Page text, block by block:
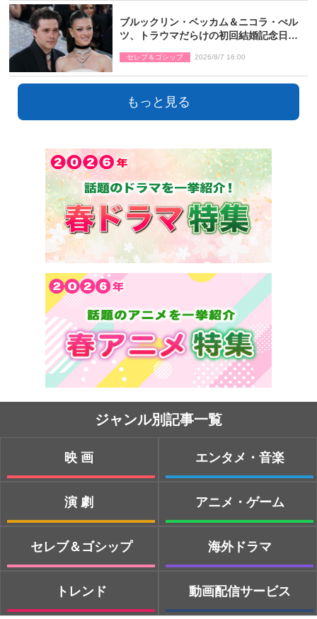
ブルックリン・ベッカム＆ニコラ・ぺル
ツ、トラウマだらけの初回結婚記念日は
セレブ＆ゴシップ 2026/8/7 16:00
もっと見る
ジャンル別記事一覧
映画
演劇
セレブ＆ゴシップ
トレンド
エンタメ・音楽
アニメ・ゲーム
海外ドラマ
動画配信サービス